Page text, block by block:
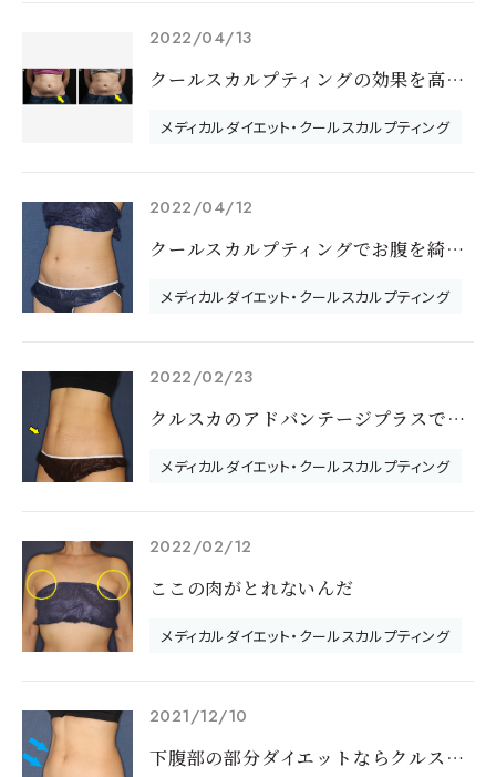
2022/04/13
クールスカルプティングの効果を高める方法
メディカルダイエット・クールスカルプティング
2022/04/12
クールスカルプティングでお腹を綺麗に
メディカルダイエット・クールスカルプティング
2022/02/23
クルスカのアドバンテージプラスで下腹やせ
メディカルダイエット・クールスカルプティング
2022/02/12
ここの肉がとれないんだ
メディカルダイエット・クールスカルプティング
2021/12/10
下腹部の部分ダイエットならクルスカ・アドバン・プラス